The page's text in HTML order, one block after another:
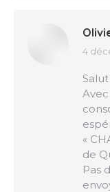
dit
4
«
de
Pas